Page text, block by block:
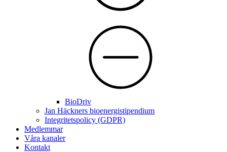
BioDriv
Jan Häckners bioenergistipendium
Integritetspolicy (GDPR)
Medlemmar
Våra kanaler
Kontakt